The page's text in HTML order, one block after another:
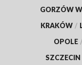
GORZÓW
KRAKÓW /
OPOLE
SZCZECIN